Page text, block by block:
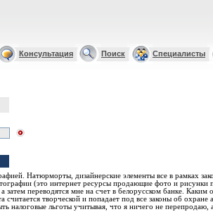
Консультация Поиск Специалисты
Натюрморты, дизайнерские элементы все в рамках
(это интернет ресурсы продающие фото и
затем переводятся мне на счет в белорусском банке.
творческой и попадает под все законы об охране
налоговые льготы учитывая, что я ничего не перепродаю,